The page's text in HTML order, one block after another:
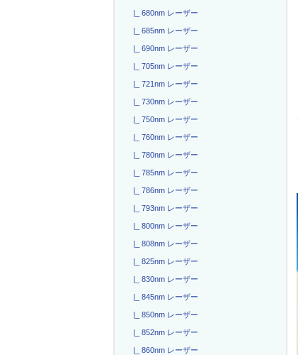
|_ 680nm レーザー
|_ 685nm レーザー
|_ 690nm レーザー
|_ 705nm レーザー
|_ 721nm レーザー
|_ 730nm レーザー
|_ 750nm レーザー
|_ 760nm レーザー
|_ 780nm レーザー
|_ 785nm レーザー
|_ 786nm レーザー
|_ 793nm レーザー
|_ 800nm レーザー
|_ 808nm レーザー
|_ 825nm レーザー
|_ 830nm レーザー
|_ 845nm レーザー
|_ 850nm レーザー
|_ 852nm レーザー
|_ 860nm レーザー